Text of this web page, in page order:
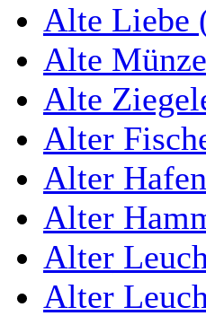
Alte Liebe
Alte
Alte
Alter
Alter
Alter
Alter
Alter